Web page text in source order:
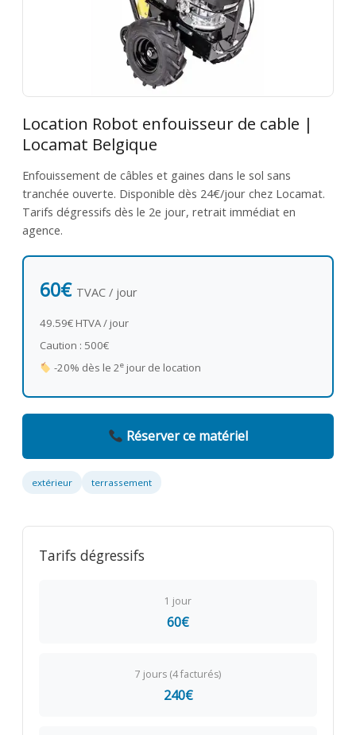
Location Robot enfouisseur de cable |
Locamat Belgique
Enfouissement de câbles et gaines dans le sol sans
tranchée ouverte. Disponible dès 24€/jour chez Locamat.
Tarifs dégressifs dès le 2e jour, retrait immédiat en
agence.
60€ TVAC / jour
49.59€ HTVA / jour
Caution : 500€
-20% dès le 2ejour de location
Réserver ce matériel
extérieur terrassement
Tarifs dégressifs
1 jour
60€
7 jours (4 facturés)
240€